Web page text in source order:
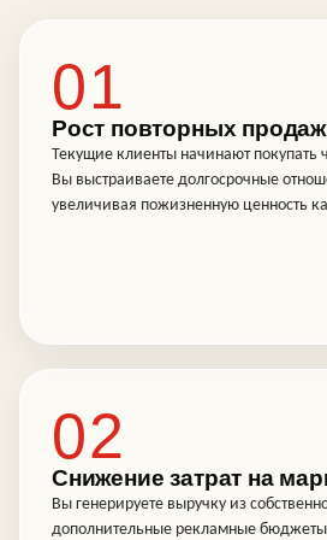
01
Рост повторных продаж
Текущие клиенты начинают покупать
Вы выстраиваете долгосрочные
увеличивая пожизненную ценность
02
Снижение затрат на
Вы генерируете выручку из
дополнительные рекламные